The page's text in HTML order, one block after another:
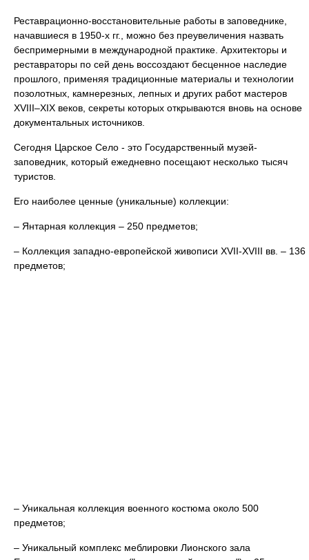
Реставрационно-восстановительные работы в заповеднике,
начавшиеся в 1950-х гг., можно без преувеличения назвать
беспримерными в международной практике. Архитекторы и
реставраторы по сей день воссоздают бесценное наследие
прошлого, применяя традиционные материалы и технологии
позолотных, камнерезных, лепных и других работ мастеров
XVIII–XIX веков, секреты которых открываются вновь на основе
документальных источников.
Сегодня Царское Село - это Государственный музей-
заповедник, который ежедневно посещают несколько тысяч
туристов.
Его наиболее ценные (уникальные) коллекции:
– Янтарная коллекция – 250 предметов;
– Коллекция западно-европейской живописи XVII-XVIII вв. – 136
предметов;
– Уникальная коллекция военного костюма около 500
предметов;
– Уникальный комплекс меблировки Лионского зала